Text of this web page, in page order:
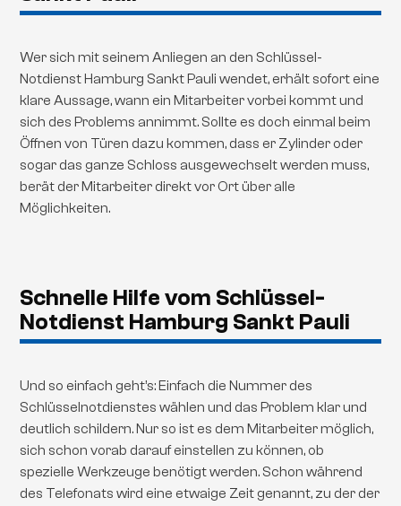
Wer sich mit seinem Anliegen an den Schlüssel-
Notdienst Hamburg Sankt Pauli wendet, erhält sofort eine
klare Aussage, wann ein Mitarbeiter vorbei kommt und
sich des Problems annimmt. Sollte es doch einmal beim
Öffnen von Türen dazu kommen, dass er Zylinder oder
sogar das ganze Schloss ausgewechselt werden muss,
berät der Mitarbeiter direkt vor Ort über alle
Möglichkeiten.
Schnelle Hilfe vom Schlüssel-
Notdienst Hamburg Sankt Pauli
Und so einfach geht’s: Einfach die Nummer des
Schlüsselnotdienstes wählen und das Problem klar und
deutlich schildern. Nur so ist es dem Mitarbeiter möglich,
sich schon vorab darauf einstellen zu können, ob
spezielle Werkzeuge benötigt werden. Schon während
des Telefonats wird eine etwaige Zeit genannt, zu der der